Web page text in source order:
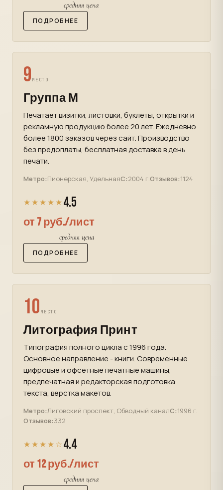
средняя цена
ПОДРОБНЕЕ
9 МЕСТО
Группа М
Печатает визитки, листовки, буклеты, открытки и
рекламную продукцию более 20 лет. Ежедневно
более 1800 заказов через сайт. Производство
без предоплаты, бесплатная доставка в день
печати.
Метро:Пионерская, УдельнаяС:2004 г.Отзывов:1124
★★★★★ 4.5
от 7 руб./лист
средняя цена
ПОДРОБНЕЕ
10 МЕСТО
Литография Принт
Типография полного цикла с 1996 года.
Основное направление - книги. Современные
цифровые и офсетные печатные машины,
предпечатная и редакторская подготовка
текста, верстка макетов.
Метро:Лиговский проспект, Обводный каналС:1996 г.
Отзывов:332
★★★★☆ 4.4
от 12 руб./лист
средняя цена